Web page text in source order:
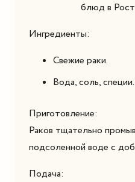
блюд в
Ингредиенты:
Свежие раки.
Вода, соль, специи.
Приготовление:
Раков тщательно
подсоленной воде с
Подача: